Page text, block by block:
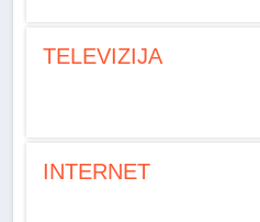
TELEVIZIJA
INTERNET